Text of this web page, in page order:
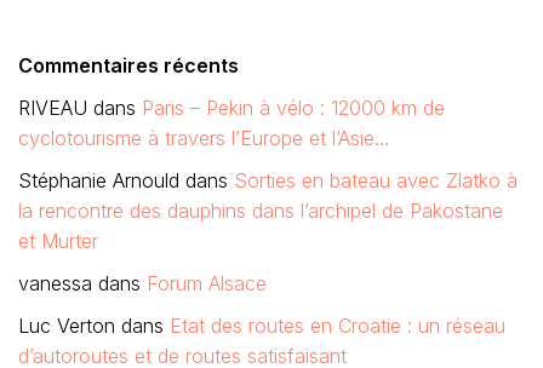
Commentaires récents
RIVEAU dans Paris – Pekin à vélo : 12000 km de
cyclotourisme à travers l’Europe et l’Asie…
Stéphanie Arnould dans Sorties en bateau avec Zlatko à
la rencontre des dauphins dans l’archipel de Pakostane
et Murter
vanessa dans Forum Alsace
Luc Verton dans Etat des routes en Croatie : un réseau
d’autoroutes et de routes satisfaisant